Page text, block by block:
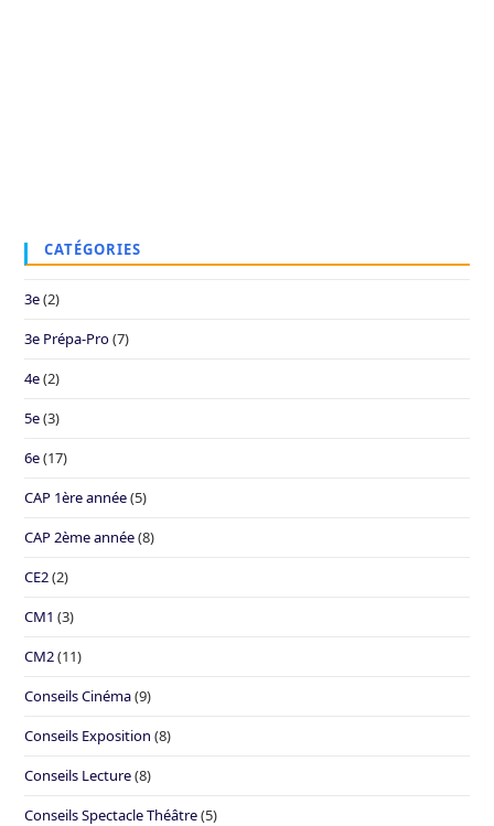
CATÉGORIES
3e(2)
3e Prépa-Pro(7)
4e(2)
5e(3)
6e(17)
CAP 1ère année(5)
CAP 2ème année(8)
CE2(2)
CM1 (3)
CM2(11)
Conseils Cinéma(9)
Conseils Exposition (8)
Conseils Lecture(8)
Conseils Spectacle Théâtre(5)